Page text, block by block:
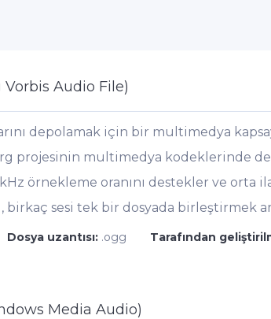
Vorbis Audio File)
depolamak için bir multimedya
projesinin multimedya kodeklerinde
kHz örnekleme oranını destekler ve orta
birkaç sesi tek bir dosyada birleştirmek
Dosya uzantısı: .ogg Tarafından
Media Audio)